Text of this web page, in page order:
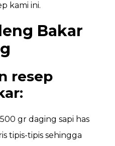
kami ini.
Bakar
resep
gr daging sapi has
tipis-tipis sehingga